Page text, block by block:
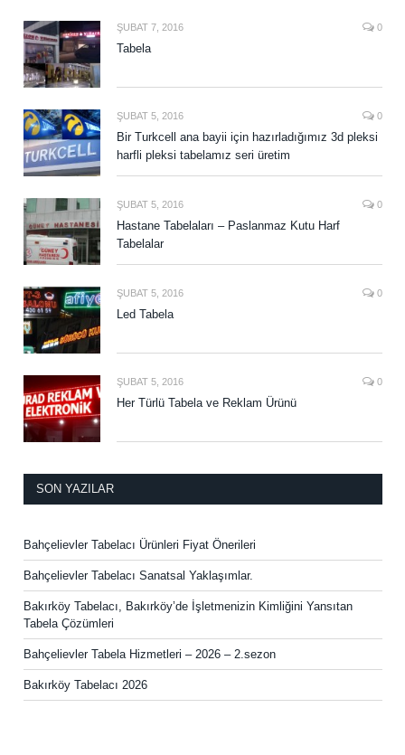
ŞUBAT 7, 2016 0
Tabela
ŞUBAT 5, 2016 0
Bir Turkcell ana bayii için hazırladığımız 3d pleksi
harfli pleksi tabelamız seri üretim
ŞUBAT 5, 2016 0
Hastane Tabelaları – Paslanmaz Kutu Harf
Tabelalar
ŞUBAT 5, 2016 0
Led Tabela
ŞUBAT 5, 2016 0
Her Türlü Tabela ve Reklam Ürünü
SON YAZILAR
Bahçelievler Tabelacı Ürünleri Fiyat Önerileri
Bahçelievler Tabelacı Sanatsal Yaklaşımlar.
Bakırköy Tabelacı, Bakırköy’de İşletmenizin Kimliğini Yansıtan
Tabela Çözümleri
Bahçelievler Tabela Hizmetleri – 2026 – 2.sezon
Bakırköy Tabelacı 2026